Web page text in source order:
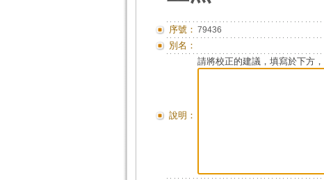
序號： 79436
別名：
說明：
請將校正的建議，填寫於下方